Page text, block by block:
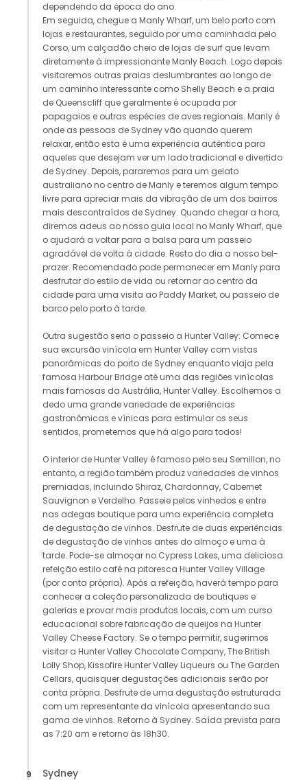
dependendo da época do ano.
Em seguida, chegue a Manly Wharf, um belo porto com
lojas e restaurantes, seguido por uma caminhada pelo
Corso, um calçadão cheio de lojas de surf que levam
diretamente à impressionante Manly Beach. Logo depois
visitaremos outras praias deslumbrantes ao longo de
um caminho interessante como Shelly Beach e a praia
de Queenscliff que geralmente é ocupada por
papagaios e outras espécies de aves regionais. Manly é
onde as pessoas de Sydney vão quando querem
relaxar, então esta é uma experiência autêntica para
aqueles que desejam ver um lado tradicional e divertido
de Sydney. Depois, pararemos para um gelato
australiano no centro de Manly e teremos algum tempo
livre para apreciar mais da vibração de um dos bairros
mais descontraídos de Sydney. Quando chegar a hora,
diremos adeus ao nosso guia local no Manly Wharf, que
o ajudará a voltar para a balsa para um passeio
agradável de volta à cidade. Resto do dia a nosso bel-
prazer. Recomendado pode permanecer em Manly para
desfrutar do estilo de vida ou retornar ao centro da
cidade para uma visita ao Paddy Market, ou passeio de
barco pelo porto à tarde.
Outra sugestão seria o passeio a Hunter Valley: Comece
sua excursão vinícola em Hunter Valley com vistas
panorâmicas do porto de Sydney enquanto viaja pela
famosa Harbour Bridge até uma das regiões vinícolas
mais famosas da Austrália, Hunter Valley. Escolhemos a
dedo uma grande variedade de experiências
gastronómicas e vínicas para estimular os seus
sentidos, prometemos que há algo para todos!
O interior de Hunter Valley é famoso pelo seu Semillon, no
entanto, a região também produz variedades de vinhos
premiadas, incluindo Shiraz, Chardonnay, Cabernet
Sauvignon e Verdelho. Passeie pelos vinhedos e entre
nas adegas boutique para uma experiência completa
de degustação de vinhos. Desfrute de duas experiências
de degustação de vinhos antes do almoço e uma à
tarde. Pode-se almoçar no Cypress Lakes, uma deliciosa
refeição estilo café na pitoresca Hunter Valley Village
(por conta própria). Após a refeição, haverá tempo para
conhecer a coleção personalizada de boutiques e
galerias e provar mais produtos locais, com um curso
educacional sobre fabricação de queijos na Hunter
Valley Cheese Factory. Se o tempo permitir, sugerimos
visitar a Hunter Valley Chocolate Company, The British
Lolly Shop, Kissofire Hunter Valley Liqueurs ou The Garden
Cellars, quaisquer degustações adicionais serão por
conta própria. Desfrute de uma degustação estruturada
com um representante da vinícola apresentando sua
gama de vinhos. Retorno à Sydney. Saída prevista para
as 7:20 am e retorno às 18h30.
9 Sydney